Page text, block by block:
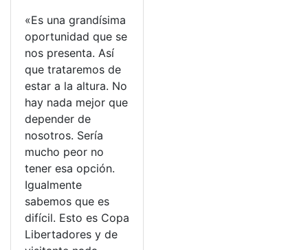
«Es una grandísima
oportunidad que se
nos presenta. Así
que trataremos de
estar a la altura. No
hay nada mejor que
depender de
nosotros. Sería
mucho peor no
tener esa opción.
Igualmente
sabemos que es
difícil. Esto es Copa
Libertadores y de